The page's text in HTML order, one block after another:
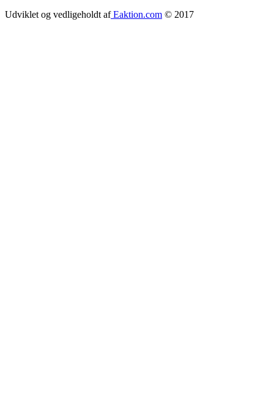
Udviklet og vedligeholdt afEaktion.com © 2017